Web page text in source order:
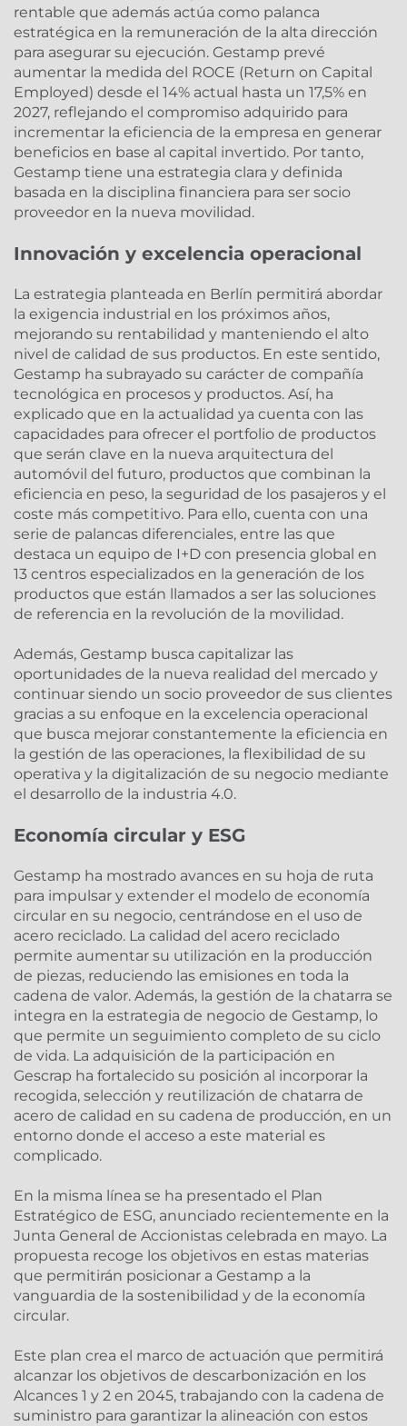
rentable que además actúa como palanca
estratégica en la remuneración de la alta dirección
para asegurar su ejecución. Gestamp prevé
aumentar la medida del ROCE (Return on Capital
Employed) desde el 14% actual hasta un 17,5% en
2027, reflejando el compromiso adquirido para
incrementar la eficiencia de la empresa en generar
beneficios en base al capital invertido. Por tanto,
Gestamp tiene una estrategia clara y definida
basada en la disciplina financiera para ser socio
proveedor en la nueva movilidad.
Innovación y excelencia operacional
La estrategia planteada en Berlín permitirá abordar
la exigencia industrial en los próximos años,
mejorando su rentabilidad y manteniendo el alto
nivel de calidad de sus productos. En este sentido,
Gestamp ha subrayado su carácter de compañía
tecnológica en procesos y productos. Así, ha
explicado que en la actualidad ya cuenta con las
capacidades para ofrecer el portfolio de productos
que serán clave en la nueva arquitectura del
automóvil del futuro, productos que combinan la
eficiencia en peso, la seguridad de los pasajeros y el
coste más competitivo. Para ello, cuenta con una
serie de palancas diferenciales, entre las que
destaca un equipo de I+D con presencia global en
13 centros especializados en la generación de los
productos que están llamados a ser las soluciones
de referencia en la revolución de la movilidad.
Además, Gestamp busca capitalizar las
oportunidades de la nueva realidad del mercado y
continuar siendo un socio proveedor de sus clientes
gracias a su enfoque en la excelencia operacional
que busca mejorar constantemente la eficiencia en
la gestión de las operaciones, la flexibilidad de su
operativa y la digitalización de su negocio mediante
el desarrollo de la industria 4.0.
Economía circular y ESG
Gestamp ha mostrado avances en su hoja de ruta
para impulsar y extender el modelo de economía
circular en su negocio, centrándose en el uso de
acero reciclado. La calidad del acero reciclado
permite aumentar su utilización en la producción
de piezas, reduciendo las emisiones en toda la
cadena de valor. Además, la gestión de la chatarra se
integra en la estrategia de negocio de Gestamp, lo
que permite un seguimiento completo de su ciclo
de vida. La adquisición de la participación en
Gescrap ha fortalecido su posición al incorporar la
recogida, selección y reutilización de chatarra de
acero de calidad en su cadena de producción, en un
entorno donde el acceso a este material es
complicado.
En la misma línea se ha presentado el Plan
Estratégico de ESG, anunciado recientemente en la
Junta General de Accionistas celebrada en mayo. La
propuesta recoge los objetivos en estas materias
que permitirán posicionar a Gestamp a la
vanguardia de la sostenibilidad y de la economía
circular.
Este plan crea el marco de actuación que permitirá
alcanzar los objetivos de descarbonización en los
Alcances 1 y 2 en 2045, trabajando con la cadena de
suministro para garantizar la alineación con estos